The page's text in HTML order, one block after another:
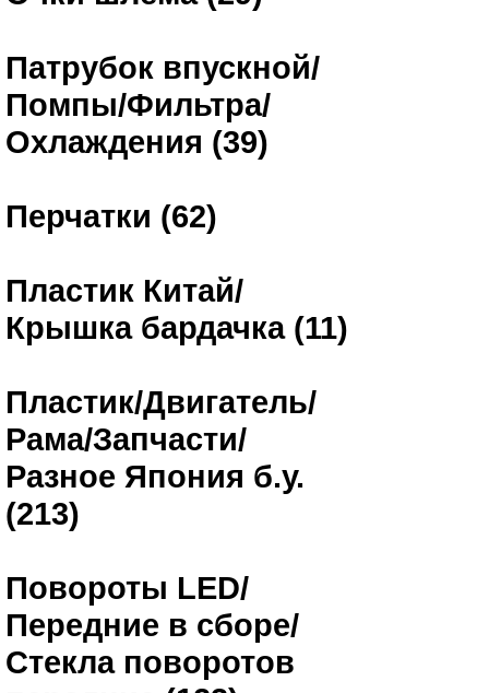
Патрубок впускной/
Помпы/Фильтра/
Охлаждения (39)
Перчатки (62)
Пластик Китай/
Крышка бардачка (11)
Пластик/Двигатель/
Рама/Запчасти/
Разное Япония б.у.
(213)
Повороты LED/
Передние в сборе/
Стекла поворотов